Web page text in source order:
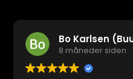
Bo Karlsen
8 måneder siden